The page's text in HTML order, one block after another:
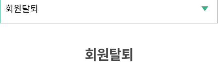
회원탈퇴
회원탈퇴